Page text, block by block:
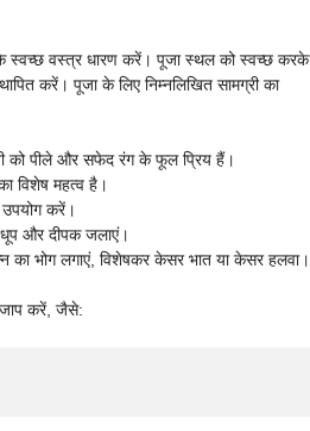
स्वच्छ वस्त्र धारण करें। पूजा स्थल को स्वच्छ करके
करें। पूजा के लिए निम्नलिखित सामग्री का
को पीले और सफेद रंग के फूल प्रिय हैं।
विशेष महत्व है।
करें।
धूप और दीपक जलाएं।
का भोग लगाएं, विशेषकर केसर भात या केसर हलवा।
जाप करें, जैसे: